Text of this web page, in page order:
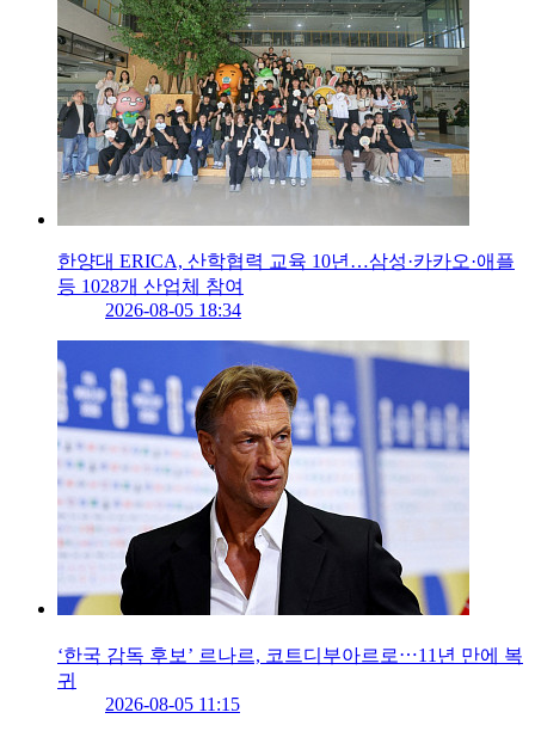
한양대 ERICA, 산학협력 교육 10년…삼성·카카오·애플
등 1028개 산업체 참여
2026-08-05 18:34
‘한국 감독 후보’ 르나르, 코트디부아르로⋯11년 만에 복
귀
2026-08-05 11:15